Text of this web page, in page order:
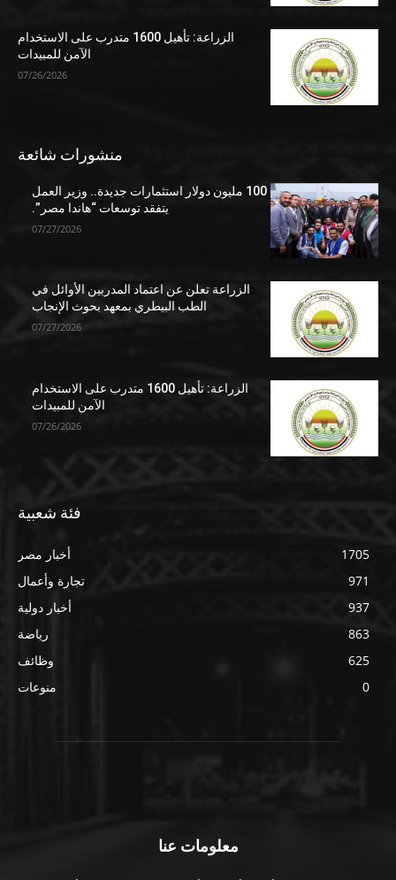
الزراعة: تأهيل 1600 متدرب على الاستخدام
الآمن للمبيدات
07/26/2026
منشورات شائعة
100 مليون دولار استثمارات جديدة.. وزير العمل
يتفقد توسعات “هاندا مصر”.
07/27/2026
الزراعة تعلن عن اعتماد المدربين الأوائل في
الطب البيطري بمعهد بحوث الإنجاب
07/27/2026
الزراعة: تأهيل 1600 متدرب على الاستخدام
الآمن للمبيدات
07/26/2026
فئة شعبية
أخبار مصر
1705
تجارة وأعمال
971
أخبار دولية
937
رياضة
863
وظائف
625
منوعات
0
معلومات عنا